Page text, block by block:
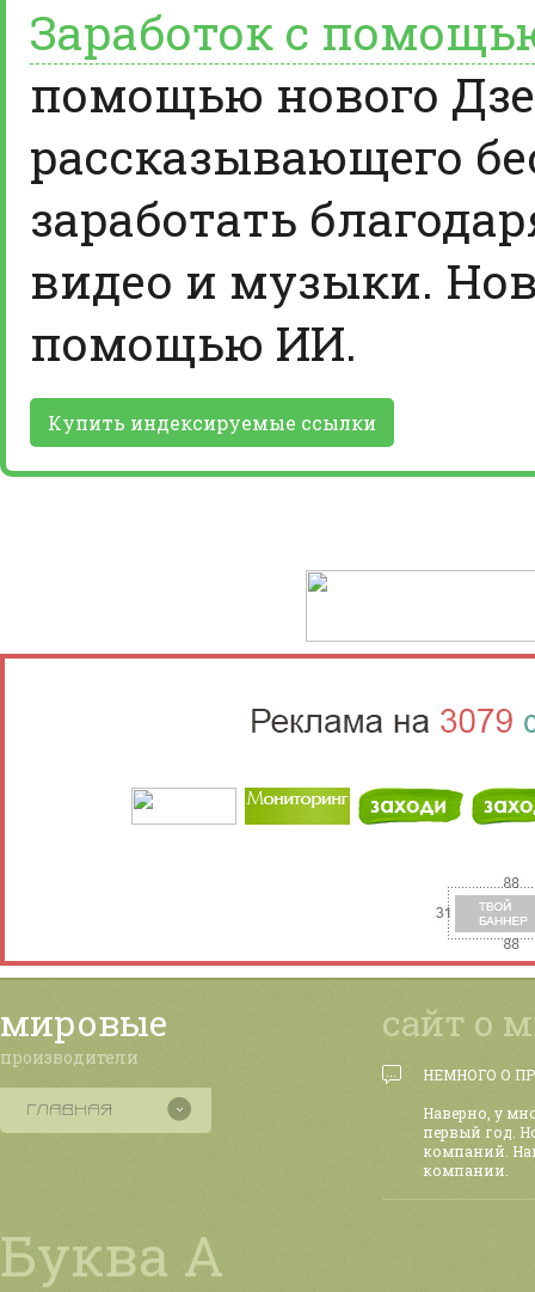
Заработок с
помощью нового
рассказывающего
заработать
видео и музыки.
помощью ИИ.
Купить индексируемые ссылки
мировые
производители
сайт о
НЕМНОГО О
Наверно, у
первый год.
компаний.
компании.
Буква А